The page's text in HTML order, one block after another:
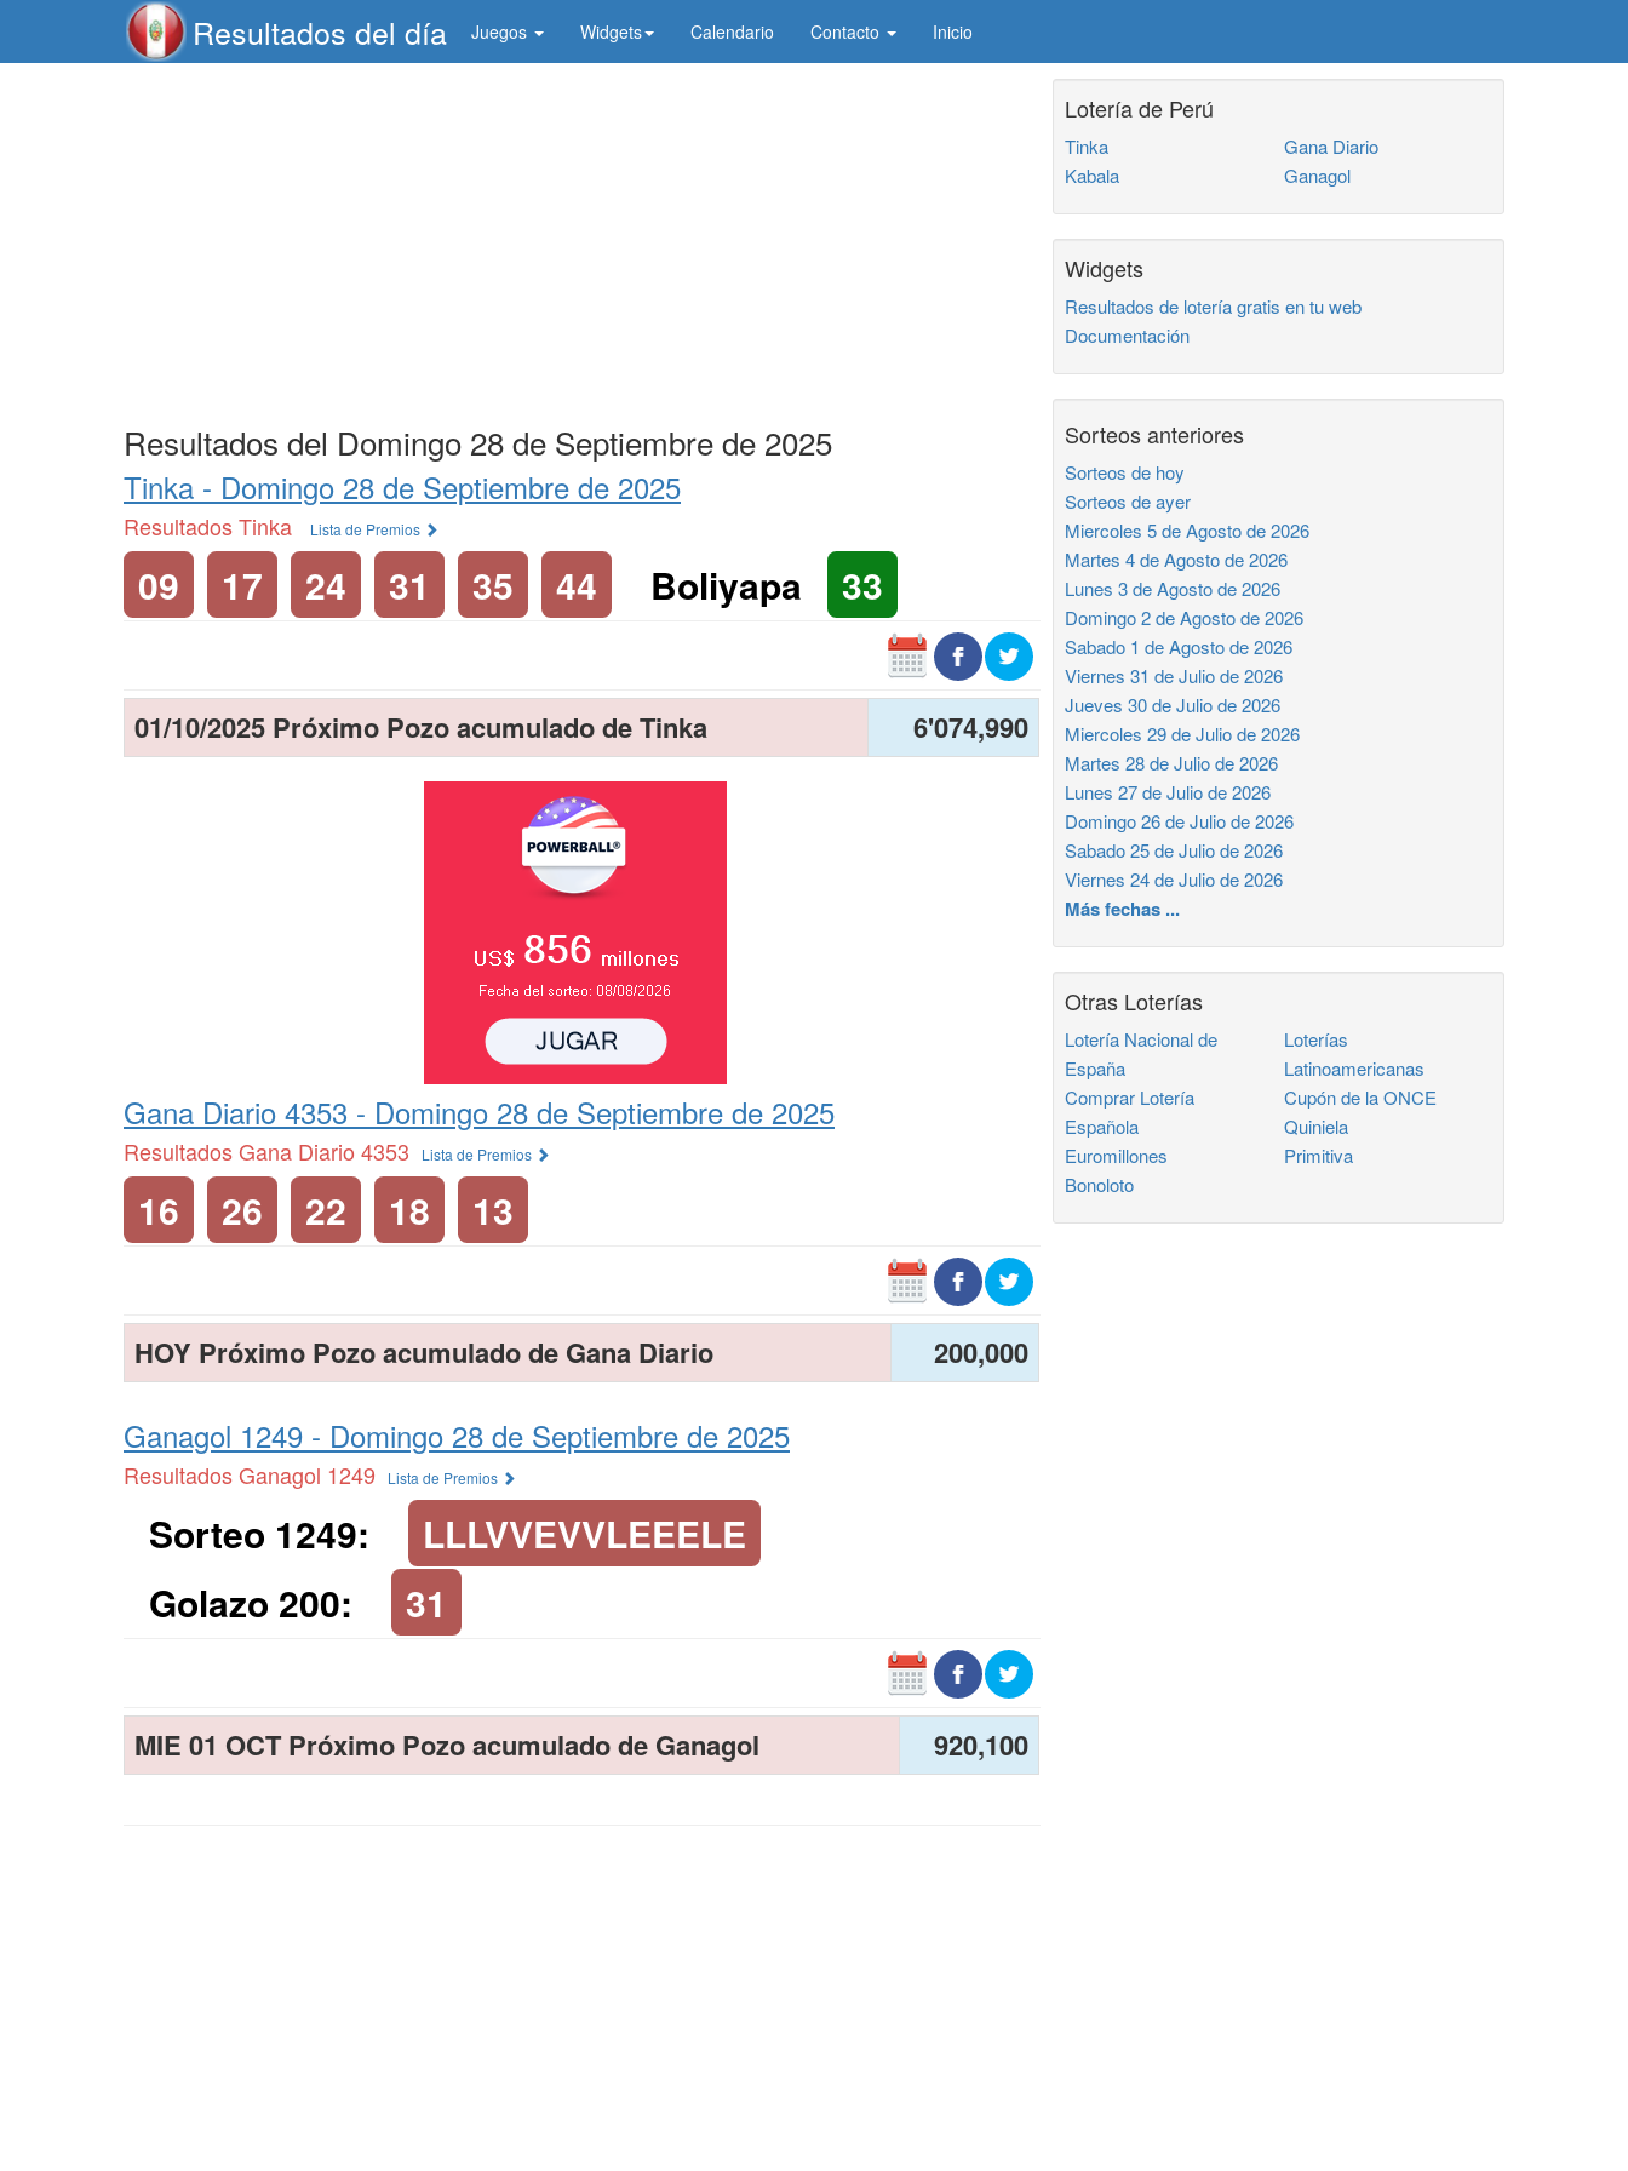
Resultados del día Juegos Widgets Calendario Contacto Inicio
Resultados del Domingo 28 de Septiembre de 2025
Tinka - Domingo 28 de Septiembre de 2025
Resultados Tinka Lista de Premios
09 17 24 31 35 44 Boliyapa 33
01/10/2025 Próximo Pozo acumulado de Tinka 6'074,990
Gana Diario 4353 - Domingo 28 de Septiembre de 2025
Resultados Gana Diario 4353 Lista de Premios
16 26 22 18 13
HOY Próximo Pozo acumulado de Gana Diario 200,000
Ganagol 1249 - Domingo 28 de Septiembre de 2025
Resultados Ganagol 1249 Lista de Premios
Sorteo 1249:
LLLVVEVVLEEELE
Golazo 200:
31
MIE 01 OCT Próximo Pozo acumulado de Ganagol 920,100
Lotería de Perú
Tinka
Kabala
Gana Diario
Ganagol
Widgets
Resultados de lotería gratis en tu web
Documentación
Sorteos anteriores
Sorteos de hoy
Sorteos de ayer
Miercoles 5 de Agosto de 2026
Martes 4 de Agosto de 2026
Lunes 3 de Agosto de 2026
Domingo 2 de Agosto de 2026
Sabado 1 de Agosto de 2026
Viernes 31 de Julio de 2026
Jueves 30 de Julio de 2026
Miercoles 29 de Julio de 2026
Martes 28 de Julio de 2026
Lunes 27 de Julio de 2026
Domingo 26 de Julio de 2026
Sabado 25 de Julio de 2026
Viernes 24 de Julio de 2026
Más fechas ...
Otras Loterías
Lotería Nacional de
España
Comprar Lotería
Española
Euromillones
Bonoloto
Loterías
Latinoamericanas
Cupón de la ONCE
Quiniela
Primitiva